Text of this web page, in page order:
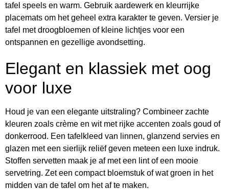
tafel speels en warm. Gebruik aardewerk en kleurrijke
placemats om het geheel extra karakter te geven. Versier je
tafel met droogbloemen of kleine lichtjes voor een
ontspannen en gezellige avondsetting.
Elegant en klassiek met oog
voor luxe
Houd je van een elegante uitstraling? Combineer zachte
kleuren zoals crème en wit met rijke accenten zoals goud of
donkerrood. Een tafelkleed van linnen, glanzend servies en
glazen met een sierlijk reliëf geven meteen een luxe indruk.
Stoffen servetten maak je af met een lint of een mooie
servetring. Zet een compact bloemstuk of wat groen in het
midden van de tafel om het af te maken.